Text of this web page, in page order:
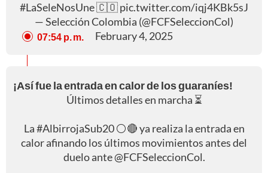
#LaSeleNosUne🇨🇴pic.twitter.com/iqj4KBk5sJ
— Selección Colombia (@FCFSeleccionCol)
February 4, 2025
07:54 p. m.
¡Así fue la entrada en calor de los guaraníes!
Últimos detalles en marcha ⏳
La#AlbirrojaSub20⚪️🔴 ya realiza la entrada en
calor afinando los últimos movimientos antes del
duelo ante@FCFSeleccionCol.